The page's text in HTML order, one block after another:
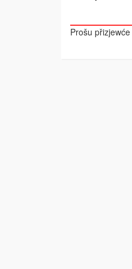
Prošu